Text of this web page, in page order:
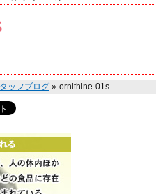
ッフブログ » ornithine-01s